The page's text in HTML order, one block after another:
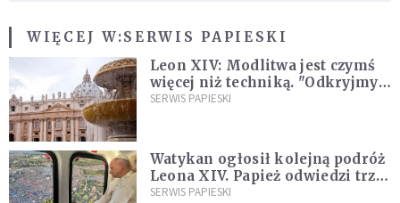
WIĘCEJ W:SERWIS PAPIESKI
Leon XIV: Modlitwa jest czymś
więcej niż techniką. "Odkryjmy
ją na nowo"
SERWIS PAPIESKI
Watykan ogłosił kolejną podróż
Leona XIV. Papież odwiedzi trzy
kraje Ameryki Południowej
SERWIS PAPIESKI